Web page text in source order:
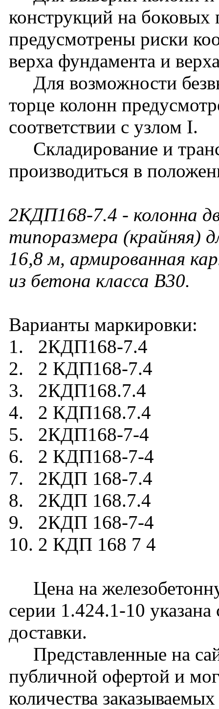
конструкций на боковых
предусмотрены риски
верха фундамента и
Для возможности
торце колонн
соответствии с узлом I.
Складирование и
производиться в
2КДП168-7.4 - колонна
типоразмера (крайняя)
16,8 м, армированная
из бетона класса В30.
Варианты маркировки:
1. 2КДП168-7.4
2. 2 КДП168-7.4
3. 2КДП168.7.4
4. 2 КДП168.7.4
5. 2КДП168-7-4
6. 2 КДП168-7-4
7. 2КДП 168-7.4
8. 2КДП 168.7.4
9. 2КДП 168-7-4
10. 2 КДП 168 7 4
Цена на
серии 1.424.1-10
доставки.
Представленные на
публичной офертой и
количества